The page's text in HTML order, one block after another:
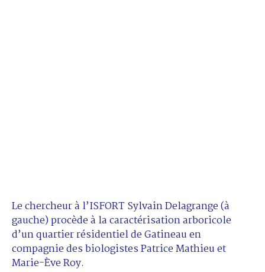
Le chercheur à l’ISFORT Sylvain Delagrange (à
gauche) procède à la caractérisation arboricole
d’un quartier résidentiel de Gatineau en
compagnie des biologistes Patrice Mathieu et
Marie-Ève Roy.